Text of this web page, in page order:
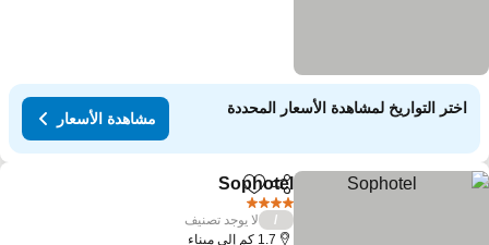
اختر التواريخ لمشاهدة الأسعار المحددة
مشاهدة الأسعار
مشاركةAdd to favorites
Sophotel
لا يوجد تصنيف
1.7 كم إلى ميناء